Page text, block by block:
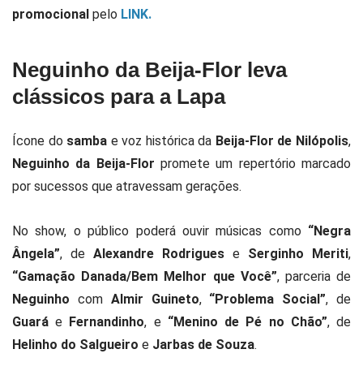
promocional pelo LINK.
Neguinho da Beija-Flor leva
clássicos para a Lapa
Ícone do samba e voz histórica da Beija-Flor de Nilópolis,
Neguinho da Beija-Flor promete um repertório marcado
por sucessos que atravessam gerações.
No show, o público poderá ouvir músicas como “Negra
Ângela”, de Alexandre Rodrigues e Serginho Meriti,
“Gamação Danada/Bem Melhor que Você”, parceria de
Neguinho com Almir Guineto, “Problema Social”, de
Guará e Fernandinho, e “Menino de Pé no Chão”, de
Helinho do Salgueiro e Jarbas de Souza.